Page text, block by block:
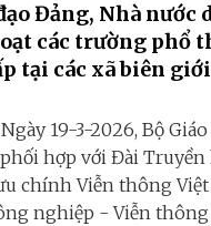
Đảng, Nhà nước
các trường phổ
tại các xã biên
19-3-2026, Bộ
hợp với Đài Truyền
chính Viễn thông Việt
nghiệp - Viễn thông